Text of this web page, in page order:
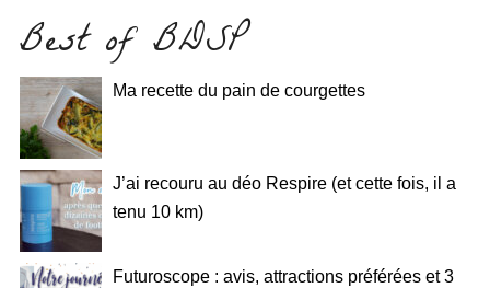
Best of BDSP
Ma recette du pain de courgettes
J’ai recouru au déo Respire (et cette fois, il a
tenu 10 km)
Futuroscope : avis, attractions préférées et 3